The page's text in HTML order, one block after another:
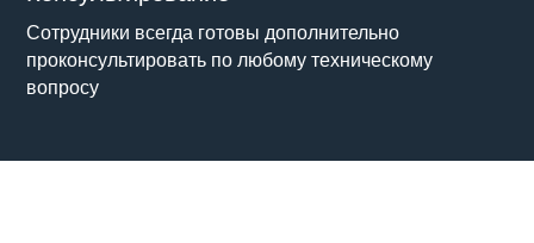
Сотрудники всегда готовы дополнительно
проконсультировать по любому техническому
вопросу